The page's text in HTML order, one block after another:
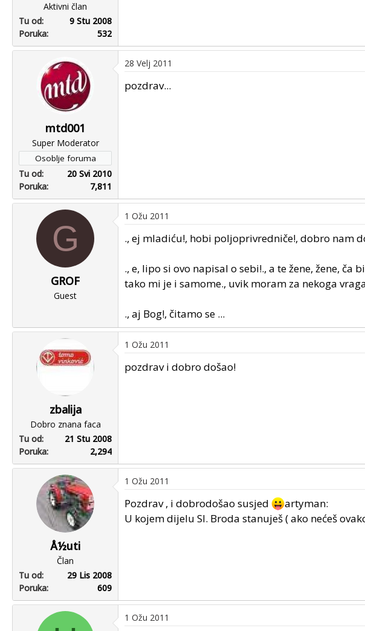
Aktivni član
Tu od
9 Stu 2008
Poruka
532
mtd001
Super Moderator
Osoblje foruma
Tu od
20 Svi 2010
Poruka
7,811
28 Velj 2011
pozdrav...
G
GROF
Guest
1 Ožu 2011
., ej mladiću!, hobi poljoprivredniče!, dobro nam
., e, lipo si ovo napisal o sebi!., a te žene, žene, ča
tako mi je i samome., uvik moram za nekoga
., aj Bog!, čitamo se ...
zbalija
Dobro znana faca
Tu od
21 Stu 2008
Poruka
2,294
1 Ožu 2011
pozdrav i dobro došao!
Å½uti
Član
Tu od
29 Lis 2008
Poruka
609
1 Ožu 2011
Pozdrav , i dobrodošao susjed
artyman:
U kojem dijelu Sl. Broda stanuješ ( ako nećeš
1 Ožu 2011